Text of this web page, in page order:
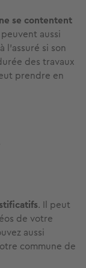
ne se contentent
aussi
si son
des travaux
prendre en
. Il peut
de votre
aussi
commune de